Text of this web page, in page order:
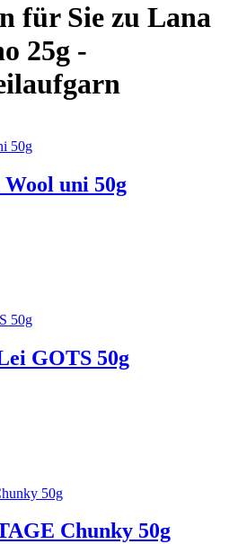
für Sie zu Lana
25g -
uni 50g
GOTS 50g
Chunky 50g